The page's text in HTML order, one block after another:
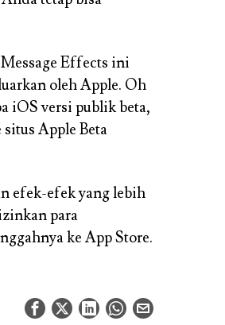
Effects ini
oleh Apple. Oh
iOS versi publik beta,
situs Apple Beta
efek-efek yang lebih
para
ke App Store.